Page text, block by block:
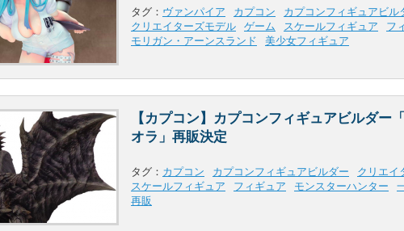
タグ： ヴァンパイア カプコン
カプコンフィギュアビル
クリエイターズモデル
ゲーム スケールフィギュア
フ
モリガン・アーンスランド
美少女フィギュア
【カプコン】カプコンフィギュアビルダー
オラ」再販決定
タグ： カプコン カプコンフィギュアビルダー クリエイ
スケールフィギュア
フィギュア モンスターハンター
再販